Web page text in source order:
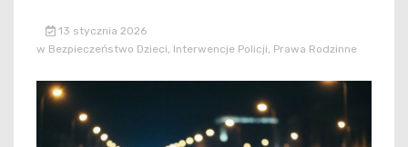
13 stycznia 2026
w Bezpieczeństwo Dzieci, Interwencje Policji, Prawa Rodzinne